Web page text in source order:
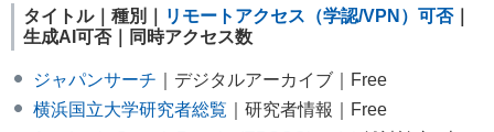
タイトル｜種別｜ リモートアクセス（学認/VPN）可否｜
生成AI可否｜同時アクセス数
ジャパンサーチ ｜デジタルアーカイブ｜Free
横浜国立大学研究者総覧 ｜研究者情報｜Free